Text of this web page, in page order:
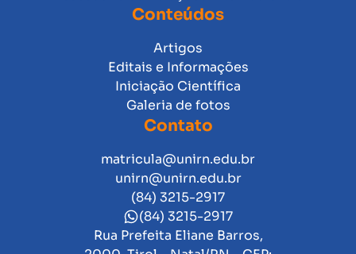
Conteúdos
Artigos
Editais e Informações
Iniciação Científica
Galeria de fotos
Contato
matricula@unirn.edu.br
unirn@unirn.edu.br
(84) 3215-2917
(84) 3215-2917
Rua Prefeita Eliane Barros,